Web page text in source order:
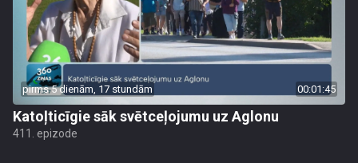
pirms 5 dienām, 17 stundām 00:01:45
Katoļticīgie sāk svētceļojumu uz Aglonu
411. epizode